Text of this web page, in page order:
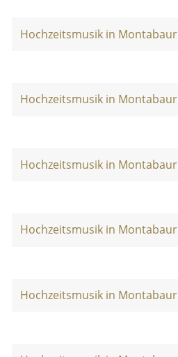
Hochzeitsmusik in Montabaur
Hochzeitsmusik in Montabaur
Hochzeitsmusik in Montabaur
Hochzeitsmusik in Montabaur
Hochzeitsmusik in Montabaur